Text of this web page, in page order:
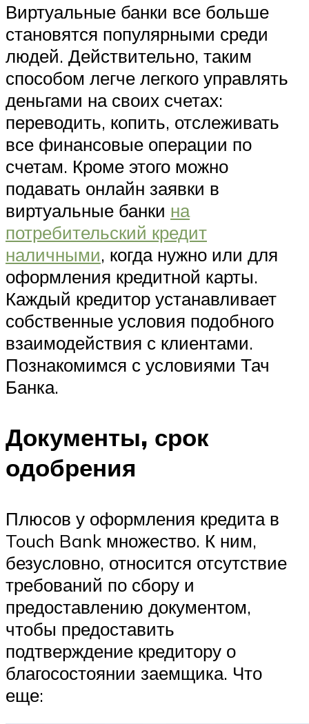
Виртуальные банки все больше
становятся популярными среди
людей. Действительно, таким
способом легче легкого управлять
деньгами на своих счетах:
переводить, копить, отслеживать
все финансовые операции по
счетам. Кроме этого можно
подавать онлайн заявки в
виртуальные банки на
потребительский кредит
наличными, когда нужно или для
оформления кредитной карты.
Каждый кредитор устанавливает
собственные условия подобного
взаимодействия с клиентами.
Познакомимся с условиями Тач
Банка.
Документы, срок
одобрения
Плюсов у оформления кредита в
Touch Bank множество. К ним,
безусловно, относится отсутствие
требований по сбору и
предоставлению документом,
чтобы предоставить
подтверждение кредитору о
благосостоянии заемщика. Что
еще: